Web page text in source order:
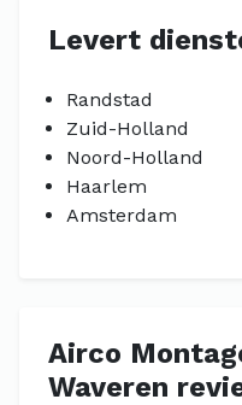
Levert
Randstad
Zuid-Holland
Noord-Holland
Haarlem
Amsterdam
Airco
Waveren